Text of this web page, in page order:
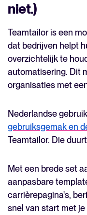
niet.)
Teamtailor is een
dat bedrijven helpt
overzichtelijk te
automatisering. Dit
organisaties met
Nederlandse
gebruiksgemak en
Teamtailor. Die
Met een brede set
aanpasbare
carrièrepagina's,
snel van start met